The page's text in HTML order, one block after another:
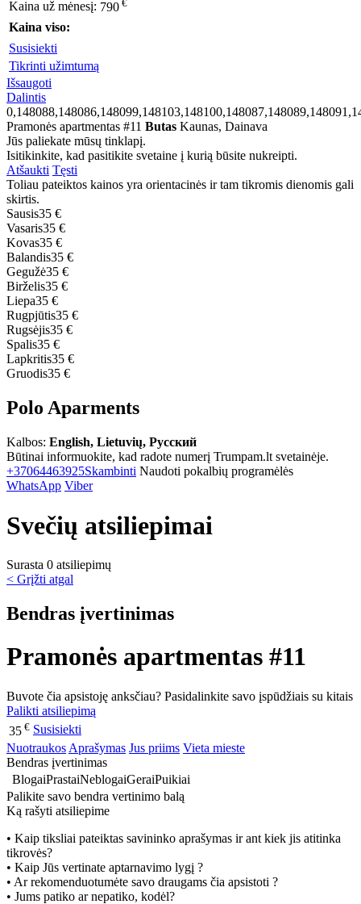
Kaina už mėnesį: 790
Kaina viso:
Susisiekti
Tikrinti užimtumą
Išsaugoti
Dalintis
Pramonės apartmentas #11 Butas Kaunas, Dainava
Jūs paliekate mūsų tinklapį.
Isitikinkite, kad pasitikite svetaine į kurią būsite nukreipti.
Atšaukti Tęsti
Toliau pateiktos kainos yra orientacinės ir tam tikromis dienomis gali
skirtis.
Sausis35 €
Vasaris35 €
Kovas35 €
Balandis35 €
Gegužė35 €
Birželis35 €
Liepa35 €
Rugpjūtis35 €
Rugsėjis35 €
Spalis35 €
Lapkritis35 €
Gruodis35 €
Polo Aparments
Kalbos: English, Lietuvių, Русский
Būtinai informuokite, kad radote numerį Trumpam.lt svetainėje.
+37064463925Skambinti Naudoti pokalbių programėlės
WhatsApp Viber
Svečių atsiliepimai
Surasta 0 atsiliepimų
< Grįžti atgal
Bendras įvertinimas
Pramonės apartmentas #11
Buvote čia apsistoję anksčiau? Pasidalinkite savo įspūdžiais su kitais
Palikti atsiliepimą
35 € Susisiekti
Nuotraukos Aprašymas Jus priims Vieta mieste
Bendras įvertinimas
BlogaiPrastaiNeblogaiGeraiPuikiai
Palikite savo bendra vertinimo balą
Ką rašyti atsiliepime
• Kaip tiksliai pateiktas savininko aprašymas ir ant kiek jis atitinka
tikrovės?
• Kaip Jūs vertinate aptarnavimo lygį ?
• Ar rekomenduotumėte savo draugams čia apsistoti ?
• Jums patiko ar nepatiko, kodėl?